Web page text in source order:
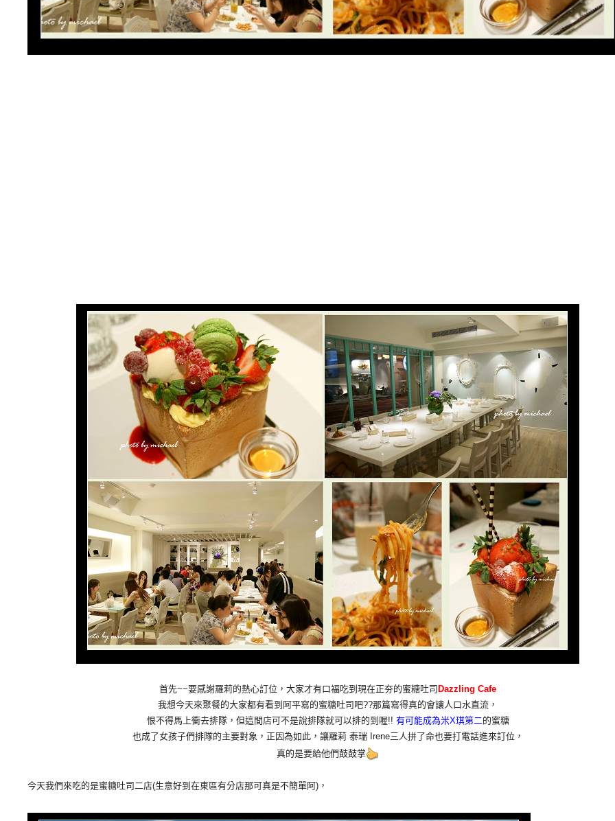
首先~~要感謝羅莉的熱心訂位，大家才有口福吃到現在正夯的蜜糖吐司Dazzling Cafe
我想今天來聚餐的大家都有看到阿平寫的蜜糖吐司吧??那篇寫得真的會讓人口水直流，
恨不得馬上衝去排隊，但這間店可不是說排隊就可以排的到喔!! 有可能成為米X琪第二的蜜糖
也成了女孩子們排隊的主要對象，正因為如此，讓羅莉 泰瑞 Irene三人拼了命也要打電話進來訂位，
真的是要給他們鼓鼓掌
今天我們來吃的是蜜糖吐司二店(生意好到在東區有分店那可真是不簡單阿)，